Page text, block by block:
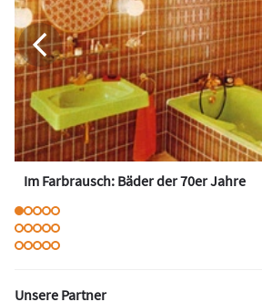
Im Farbrausch: Bäder der 70er Jahre
Unsere Partner